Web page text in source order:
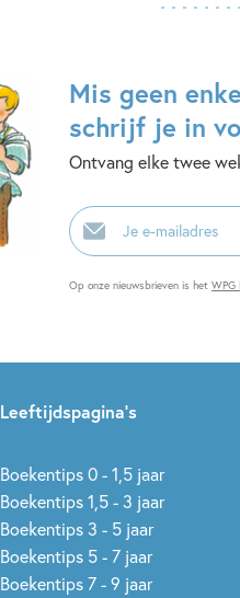
Mis geen
schrijf je in
Ontvang elke twee
E-
mailadres
Op onze nieuwsbrieven is het WPG
Leeftijdspagina’s
Boekentips 0 - 1,5 jaar
Boekentips 1,5 - 3 jaar
Boekentips 3 - 5 jaar
Boekentips 5 - 7 jaar
Boekentips 7 - 9 jaar